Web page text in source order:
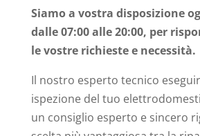
Siamo a vostra disposizione
dalle 07:00 alle 20:00, per
le vostre richieste e necessità.
Il nostro esperto tecnico
ispezione del tuo
un consiglio esperto e sincero